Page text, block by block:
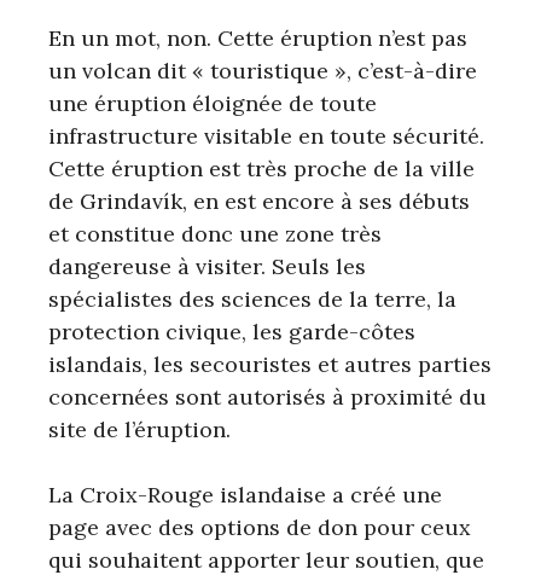
En un mot, non. Cette éruption n’est pas
un volcan dit « touristique », c’est-à-dire
une éruption éloignée de toute
infrastructure visitable en toute sécurité.
Cette éruption est très proche de la ville
de Grindavík, en est encore à ses débuts
et constitue donc une zone très
dangereuse à visiter. Seuls les
spécialistes des sciences de la terre, la
protection civique, les garde-côtes
islandais, les secouristes et autres parties
concernées sont autorisés à proximité du
site de l’éruption.
La Croix-Rouge islandaise a créé une
page avec des options de don pour ceux
qui souhaitent apporter leur soutien, que